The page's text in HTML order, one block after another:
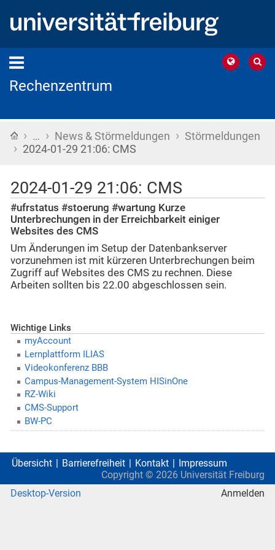
Rechenzentrum
Startseite
› … › News & Störmeldungen › Störmeldungen
› 2024-01-29 21:06: CMS
2024-01-29 21:06: CMS
#ufrstatus #stoerung #wartung Kurze
Unterbrechungen in der Erreichbarkeit einiger
Websites des CMS
Um Änderungen im Setup der Datenbankserver
vorzunehmen ist mit kürzeren Unterbrechungen beim
Zugriff auf Websites des CMS zu rechnen. Diese
Arbeiten sollten bis 22.00 abgeschlossen sein.
Wichtige Links
myAccount
Lernplattform ILIAS
Videokonferenz BBB
Campus-Management-System HISinOne
RZ-Wiki
CMS-Support
BW-PC
Übersicht Barrierefreiheit Kontakt
Impressum
Copyright © 2026 Universität Freiburg
Desktop-Version
Anmelden